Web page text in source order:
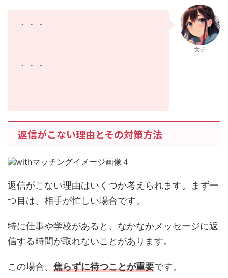
・・・
・・・
女子
返信がこない理由とその対策方法
返信がこない理由はいくつか考えられます。まず一
つ目は、相手が忙しい場合です。
特に仕事や学校があると、なかなかメッセージに返
信する時間が取れないことがあります。
この場合、 焦らずに待つことが重要です。